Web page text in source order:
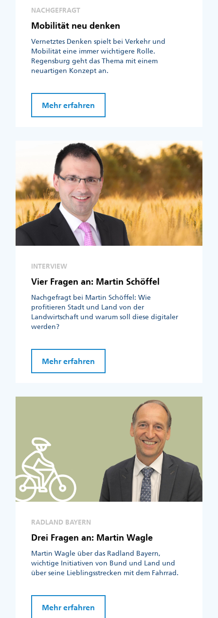
NACHGEFRAGT
Mobilität neu denken
Vernetztes Denken spielt bei Verkehr und
Mobilität eine immer wichtigere Rolle.
Regensburg geht das Thema mit einem
neuartigen Konzept an.
Mehr erfahren
INTERVIEW
Vier Fragen an: Martin Schöffel
Nachgefragt bei Martin Schöffel: Wie
profitieren Stadt und Land von der
Landwirtschaft und warum soll diese digitaler
werden?
Mehr erfahren
RADLAND BAYERN
Drei Fragen an: Martin Wagle
Martin Wagle über das Radland Bayern,
wichtige Initiativen von Bund und Land und
über seine Lieblingsstrecken mit dem Fahrrad.
Mehr erfahren